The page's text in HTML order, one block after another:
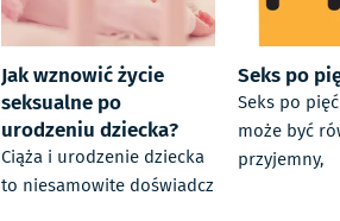
Jak wznowić życie
seksualne po
urodzeniu dziecka?
Ciąża i urodzenie dziecka
to niesamowite doświadcz
Seks po
Seks po
może być
przyjemny,